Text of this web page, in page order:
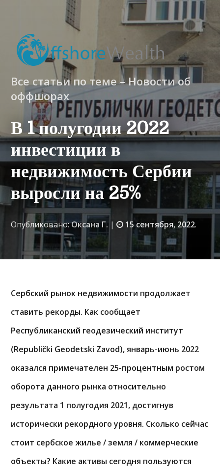
Все статьи по теме – Новости об
оффшорах
В 1 полугодии 2022
инвестиции в
недвижимость Сербии
выросли на 25%
Опубликовано:Оксана Г. | 15 сентября, 2022.
Сербский рынок недвижимости продолжает
ставить рекорды. Как сообщает
Республиканский геодезический институт
(Republički Geodetski Zavod), январь-июнь 2022
оказался примечателен 25-процентным ростом
оборота данного рынка относительно
результата 1 полугодия 2021, достигнув
исторически рекордного уровня. Сколько сейчас
стоит сербское жилье / земля / коммерческие
объекты? Какие активы сегодня пользуются